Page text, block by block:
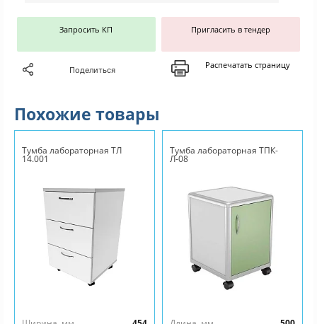
Запросить КП Пригласить в тендер
Поделиться Распечатать страницу
Похожие товары
Тумба лабораторная ТЛ
14.001
Тумба лабораторная ТПК-
Л-08